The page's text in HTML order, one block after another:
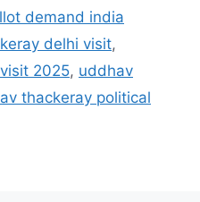
demand india
delhi visit,
2025, uddhav
thackeray political